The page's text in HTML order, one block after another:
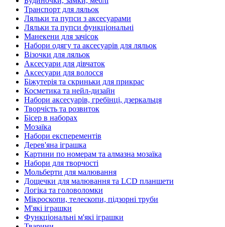
Транспорт для ляльок
Ляльки та пупси з аксесуарами
Ляльки та пупси функціональні
Манекени для зачісок
Набори одягу та аксесуарів для ляльок
Візочки для ляльок
Аксесуари для дівчаток
Аксесуари для волосся
Біжутерія та скриньки для прикрас
Косметика та нейл-дизайн
Набори аксесуарів, гребінці, дзеркальця
Творчість та розвиток
Бісер в наборах
Мозаїка
Набори експерементів
Дерев'яна іграшка
Картини по номерам та алмазна мозаїка
Набори для творчості
Мольберти для малювання
Дощечки для малювання та LCD планшети
Логіка та головоломки
Мікроскопи, телескопи, підзорні труби
М'які іграшки
Функціональні м'які іграшки